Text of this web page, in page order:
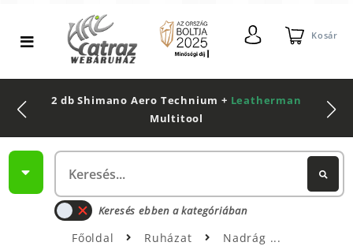
Kosár
2 db Shimano Aero Technium + Leatherman
Multitool
Keresés ebben a kategóriában
Főoldal Ruházat
Nadrág